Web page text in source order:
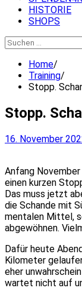
HISTORIE
SHOPS
Suchen
nach:
Home
Training
Stopp.
Stopp.
16. November
Anfang
einen kurzen
Das muss jetzt
die Schande mit
mentalen Mittel,
abgewöhnen.
Dafür heute
Kilometer
eher
wartet nicht auf